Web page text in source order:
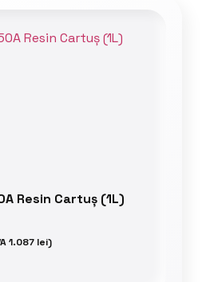
Resin Cartuș (1L)
1.087 lei)